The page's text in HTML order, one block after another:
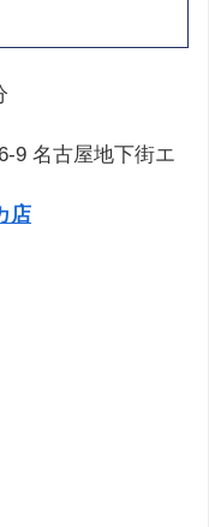
9 名古屋地下街エ
店